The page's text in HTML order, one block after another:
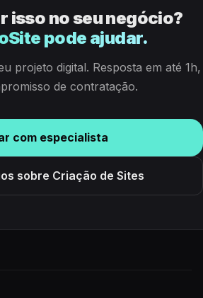
isso no seu negócio?
pode ajudar.
projeto digital. Resposta em até 1h,
de contratação.
com especialista
sobre Criação de Sites